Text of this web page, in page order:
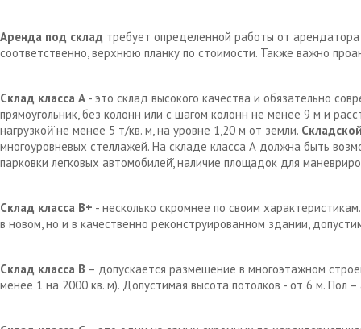
Аренда под склад требует определенной работы от
соответственно, верхнюю планку по стоимости. Также важно
Склад класса А - это склад высокого качества и обязательно
прямоугольник, без колонн или с шагом колонн не менее 9 м и
нагрузкой̆ не менее 5 т/кв. м, на уровне 1,20 м от земли.
многоуровневых стеллажей. На складе класса А должна быть
парковки легковых автомобилей̆, наличие площадок для
Склад класса В+ - несколько скромнее по своим
в новом, но и в качественно реконструированном здании,
Склад класса В – допускается размещение в многоэтажном
менее 1 на 2000 кв. м). Допустимая высота потолков - от 6 м. Пол